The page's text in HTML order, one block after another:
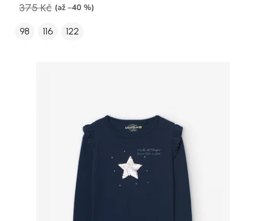
375 Kč (až –40 %)
98 116 122